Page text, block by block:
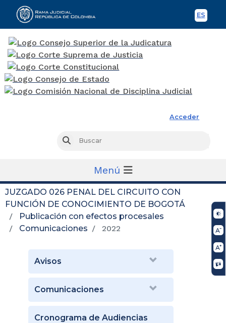
ES
Acceder
Buscar
Menú
JUZGADO 026 PENAL DEL CIRCUITO CON
FUNCIÓN DE CONOCIMIENTO DE BOGOTÁ
Publicación con efectos procesales
Comunicaciones
2022
Avisos
Comunicaciones
Cronograma de Audiencias